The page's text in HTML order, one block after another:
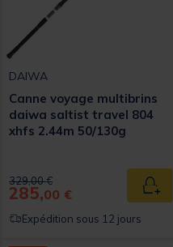
DAIWA
Canne voyage multibrins
daiwa saltist travel 804
xhfs 2.44m 50/130g
Price reduced from
329,00 €to
285,00 €
Expédition sous 12 jours